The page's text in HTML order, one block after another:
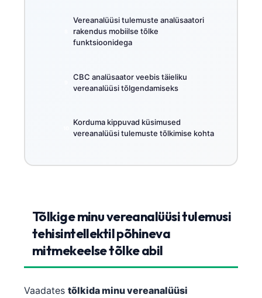
Vereanalüüsi tulemuste analüsaatori
rakendus mobiilse tõlke
funktsioonidega
CBC analüsaator veebis täieliku
vereanalüüsi tõlgendamiseks
Korduma kippuvad küsimused
vereanalüüsi tulemuste tõlkimise kohta
Tõlkige minu vereanalüüsi tulemusi
tehisintellektil põhineva
mitmekeelse tõlke abil
Vaadates tõlkida minu vereanalüüsi